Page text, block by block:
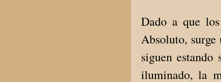
Dado a que
Absoluto, surge
siguen
iluminado, la